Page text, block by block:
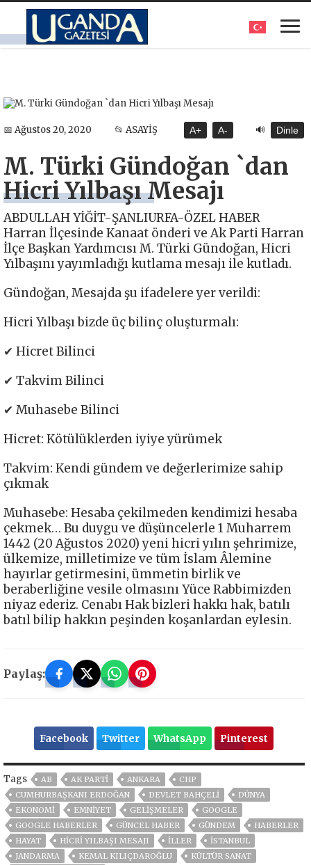
📅 Ağustos 20, 2020 📂 ASAYİŞ A+ A- 🔊 Dinle
M. Türki Gündoğan `dan
Hicri Yılbaşı Mesajı
ABDULLAH YİĞİT-ŞANLIURFA-ÖZEL HABER
Harran İlçesinde Kanaat önderi ve Ak Parti Harran
İlçe Başkan Yardımcısı M. Türki Gündoğan, Hicri
Yılbaşını yayımladığı kutlama mesajı ile kutladı.
Gündoğan, Mesajda şu ifadelere yer verildi:
Hicri Yılbaşı bizde üç bilinç oluşturmalı:
✔ Hicret Bilinci
✔ Takvim Bilinci
✔ Muhasebe Bilinci
Hicret: Kötülüklerden iyiye yürümek
Takvim: Kendi gündem ve değerlerimize sahip
çıkmak
Muhasebe: Hesaba çekilmeden kendimizi hesaba
çekmek… Bu duygu ve düşüncelerle 1 Muharrem
1442 (20 Ağustos 2020) yeni hicri yılın şehrimize,
ülkemize, milletimize ve tüm İslam Âlemine
hayırlar getirmesini, ümmetin birlik ve
beraberliğine vesile olmasını Yüce Rabbimizden
niyaz ederiz. Cenabı Hak bizleri hakkı hak, batılı
batıl bilip hakkın peşinden koşanlardan eylesin.
Paylaş:
Facebook Twitter WhatsApp Pinterest
Tags AB AK PARTİ ANKARA
CHP
CUMHURBAŞKANI ERDOĞAN
DEVLET BAHÇELİ
DÜNYA
EKONOMİ
EMNİYET GELIŞMELER
GOOGLE
GOOGLE HABERLER
GÜNCEL HABER GÜNDEM
HABERLER
HAYAT
HICRI YILBAŞI MESAJI İLLER
ISTANBUL
JANDARMA
KEMAL KILIÇDAROĞLU
KÜLTÜR SANAT